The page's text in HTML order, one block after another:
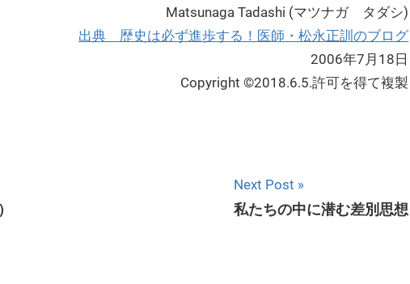
Matsunaga Tadashi (マツナガ タダシ)
出典 歴史は必ず進歩する！医師・松永正訓のブログ
2006年7月18日
Copyright ©2018.6.5.許可を得て複製
Next Post
私たちの中に潜む差別思想